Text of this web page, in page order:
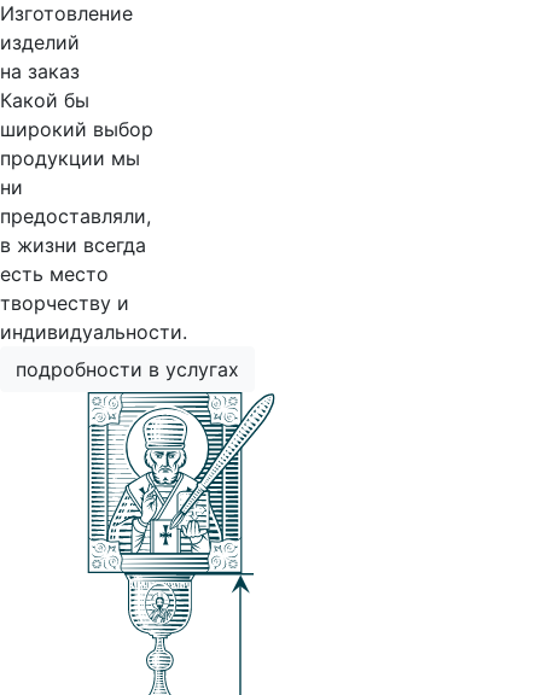
Изготовление
изделий
на заказ
Какой бы
широкий выбор
продукции мы
ни
предоставляли,
в жизни всегда
есть место
творчеству и
индивидуальности.
подробности в услугах